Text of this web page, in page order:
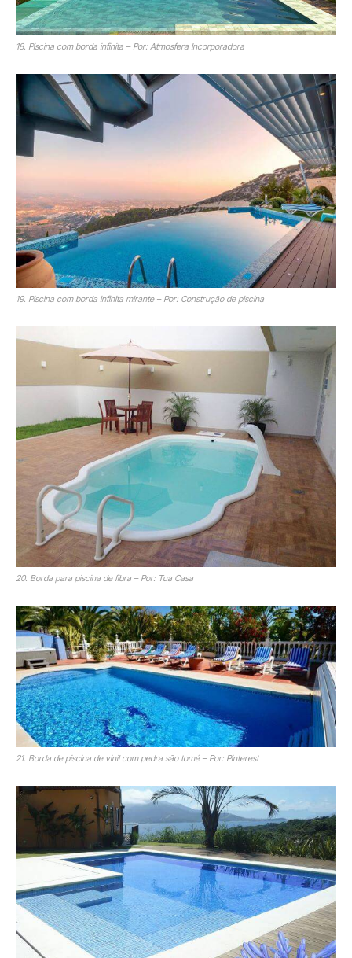
18. Piscina com borda infinita – Por: Atmosfera Incorporadora
19. Piscina com borda infinita mirante – Por: Construção de piscina
20. Borda para piscina de fibra – Por: Tua Casa
21. Borda de piscina de vinil com pedra são tomé – Por: Pinterest